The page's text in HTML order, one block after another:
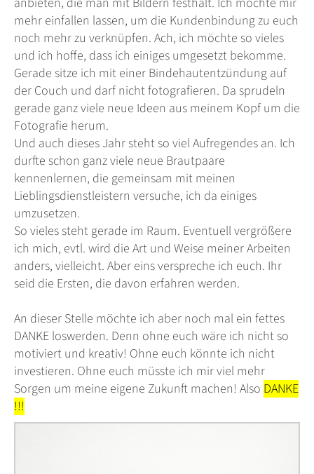
mehr einfallen lassen, um die Kundenbindung zu euch
noch mehr zu verknüpfen. Ach, ich möchte so vieles
und ich hoffe, dass ich einiges umgesetzt bekomme.
Gerade sitze ich mit einer Bindehautentzündung auf
der Couch und darf nicht fotografieren. Da sprudeln
gerade ganz viele neue Ideen aus meinem Kopf um die
Fotografie herum.
Und auch dieses Jahr steht so viel Aufregendes an. Ich
durfte schon ganz viele neue Brautpaare
kennenlernen, die gemeinsam mit meinen
Lieblingsdienstleistern versuche, ich da einiges
umzusetzen.
So vieles steht gerade im Raum. Eventuell vergrößere
ich mich, evtl. wird die Art und Weise meiner Arbeiten
anders, vielleicht. Aber eins verspreche ich euch. Ihr
seid die Ersten, die davon erfahren werden.
An dieser Stelle möchte ich aber noch mal ein fettes
DANKE loswerden. Denn ohne euch wäre ich nicht so
motiviert und kreativ! Ohne euch könnte ich nicht
investieren. Ohne euch müsste ich mir viel mehr
Sorgen um meine eigene Zukunft machen! Also DANKE
!!!